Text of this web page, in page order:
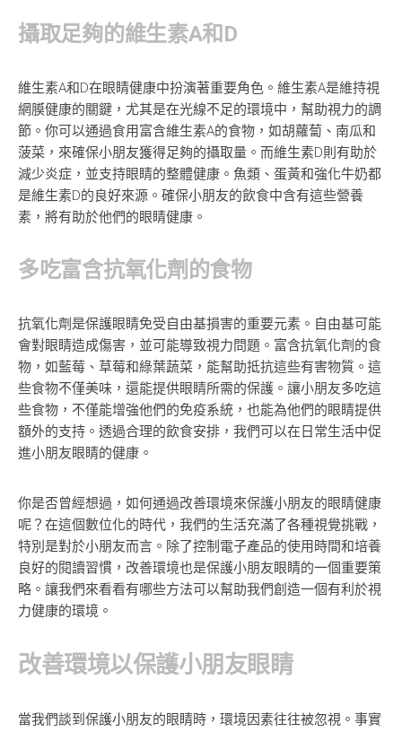
攝取足夠的維生素A和D
維生素A和D在眼睛健康中扮演著重要角色。維生素A是維持視
網膜健康的關鍵，尤其是在光線不足的環境中，幫助視力的調
節。你可以通過食用富含維生素A的食物，如胡蘿蔔、南瓜和
菠菜，來確保小朋友獲得足夠的攝取量。而維生素D則有助於
減少炎症，並支持眼睛的整體健康。魚類、蛋黃和強化牛奶都
是維生素D的良好來源。確保小朋友的飲食中含有這些營養
素，將有助於他們的眼睛健康。
多吃富含抗氧化劑的食物
抗氧化劑是保護眼睛免受自由基損害的重要元素。自由基可能
會對眼睛造成傷害，並可能導致視力問題。富含抗氧化劑的食
物，如藍莓、草莓和綠葉蔬菜，能幫助抵抗這些有害物質。這
些食物不僅美味，還能提供眼睛所需的保護。讓小朋友多吃這
些食物，不僅能增強他們的免疫系統，也能為他們的眼睛提供
額外的支持。透過合理的飲食安排，我們可以在日常生活中促
進小朋友眼睛的健康。
你是否曾經想過，如何通過改善環境來保護小朋友的眼睛健康
呢？在這個數位化的時代，我們的生活充滿了各種視覺挑戰，
特別是對於小朋友而言。除了控制電子產品的使用時間和培養
良好的閱讀習慣，改善環境也是保護小朋友眼睛的一個重要策
略。讓我們來看看有哪些方法可以幫助我們創造一個有利於視
力健康的環境。
改善環境以保護小朋友眼睛
當我們談到保護小朋友的眼睛時，環境因素往往被忽視。事實